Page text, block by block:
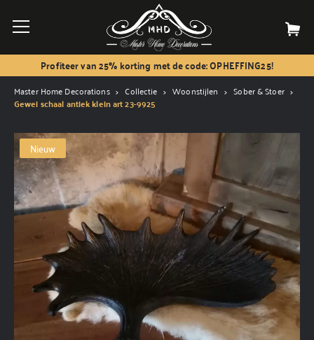
Profiteer van 25% korting met de code: OPHEFFING25!
Master Home Decorations Collectie Woonstijlen Sober & Stoer
Gewei schaal antiek klein art 23-9925
Nieuw